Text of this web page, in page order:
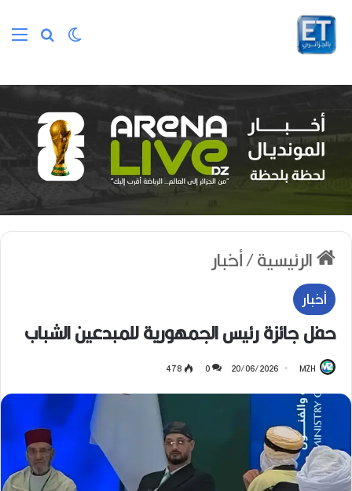
بحث عن
الوضع المظلم
الرئيسية/أخبار
أخبار
حفل جائزة رئيس الجمهورية للمبدعين الشباب
MZH
20/06/2026
0
478